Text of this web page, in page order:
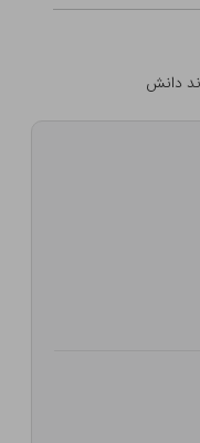
دانش